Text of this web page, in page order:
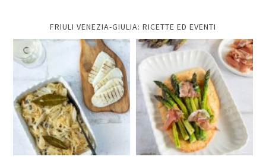
FRIULI VENEZIA-GIULIA: RICETTE ED EVENTI